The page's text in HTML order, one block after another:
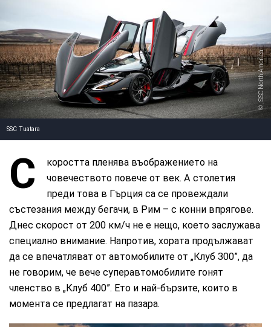
, SSC North America
SSC Tuatara
С
коростта пленява въображението на
човечеството повече от век. А столетия
преди това в Гърция са се провеждали
състезания между бегачи, в Рим – с конни впрягове.
Днес скорост от 200 км/ч не е нещо, което заслужава
специално внимание. Напротив, хората продължават
да се впечатляват от автомобилите от „Клуб 300”, да
не говорим, че вече суперавтомобилите гонят
членство в „Клуб 400”. Ето и най-бързите, които в
момента се предлагат на пазара.